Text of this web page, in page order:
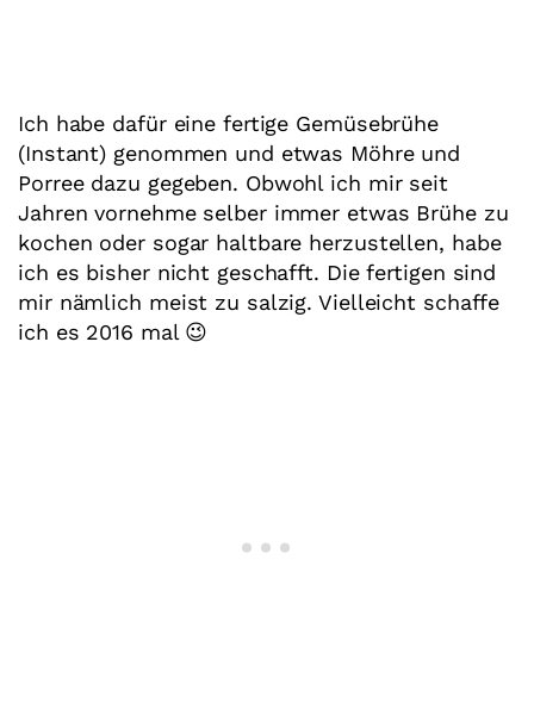
Ich habe dafür eine fertige Gemüsebrühe
(Instant) genommen und etwas Möhre und
Porree dazu gegeben. Obwohl ich mir seit
Jahren vornehme selber immer etwas Brühe zu
kochen oder sogar haltbare herzustellen, habe
ich es bisher nicht geschafft. Die fertigen sind
mir nämlich meist zu salzig. Vielleicht schaffe
ich es 2016 mal 😉